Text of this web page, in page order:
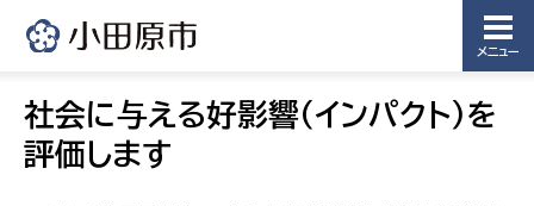
メニュー
社会に与える好影響（インパクト）を
評価します